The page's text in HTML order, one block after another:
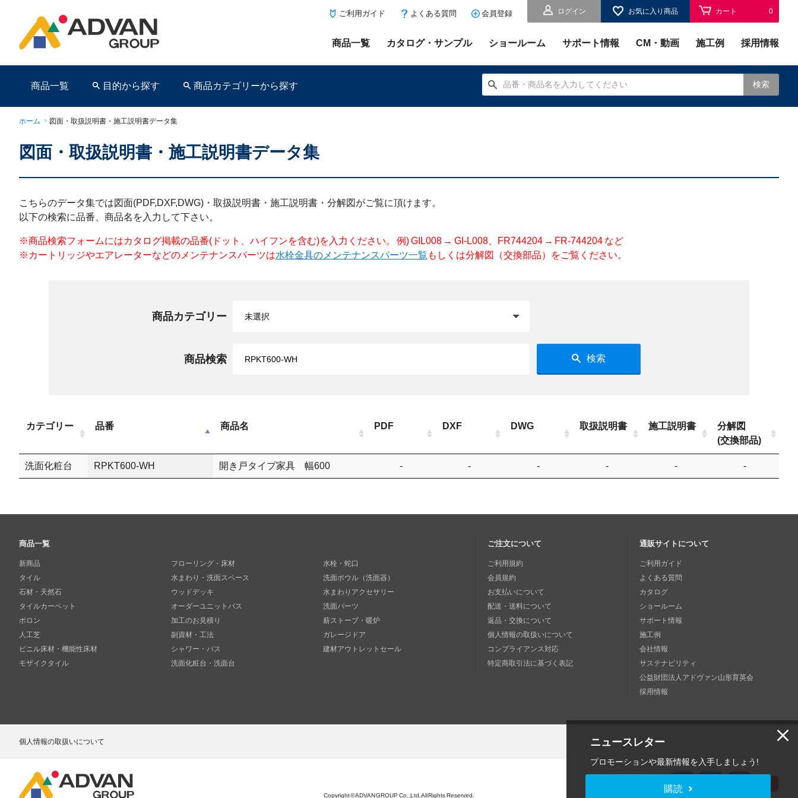
ログイン お気に入り商品 カート 0
ご利用ガイド よくある質問 会員登録
商品一覧 カタログ・サンプル ショールーム サポート情報 CM・動画 施工例 採用情報
商品一覧 目的から探す 商品カテゴリーから探す 検索
ニュースレター
プロモーションや最新情報を入手しましょう!
購読
ホーム > 図面・取扱説明書・施工説明書データ集
図面・取扱説明書・施工説明書データ集
こちらのデータ集では図面(PDF,DXF,DWG)・取扱説明書・施工説明書・分解図がご覧に頂けます。
以下の検索に品番、商品名を入力して下さい。
※商品検索フォームにはカタログ掲載の品番(ドット、ハイフンを含む)を入力ください。 例) GIL008 → GI-L008、FR744204 → FR-744204 など
※カートリッジやエアレーターなどのメンテナンスパーツは水栓金具のメンテナンスパーツ一覧 もしくは分解図（交換部品）をご覧ください。
商品カテゴリー
商品検索 検索
カテゴリー 品番 商品名 PDF DXF DWG 取扱説明書 施工説明書
分解図
(交換部品)
洗面化粧台 RPKT600-WH 開き戸タイプ家具 幅600 - - - - - -
商品一覧
新商品
タイル
石材・天然石
タイルカーペット
ボロン
人工芝
ビニル床材・機能性床材
モザイクタイル
フローリング・床材
水まわり・洗面スペース
ウッドデッキ
オーダーユニットバス
加工のお見積り
副資材・工法
シャワー・バス
洗面化粧台・洗面台
水栓・蛇口
洗面ボウル（洗面器）
水まわりアクセサリー
洗面パーツ
薪ストーブ・暖炉
ガレージドア
建材アウトレットセール
ご注文について
ご利用規約
会員規約
お支払いについて
配送・送料について
返品・交換について
個人情報の取扱いについて
コンプライアンス対応
特定商取引法に基づく表記
通販サイトについて
ご利用ガイド
よくある質問
カタログ
ショールーム
サポート情報
施工例
会社情報
サステナビリティ
公益財団法人アドヴァン山形育英会
採用情報
個人情報の取扱いについて
Copyright © ADVAN GROUP Co.,Ltd. All Rights Reserved.